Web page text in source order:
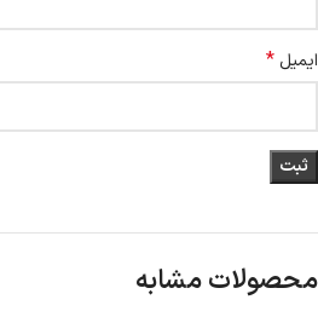
ایمیل *
محصولات مشابه